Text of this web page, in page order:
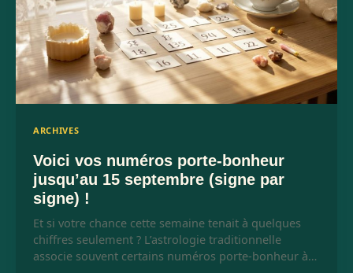
ARCHIVES
Voici vos numéros porte-bonheur
jusqu’au 15 septembre (signe par
signe) !
Et si votre chance cette semaine tenait à quelques
chiffres seulement ? L’astrologie traditionnelle
associe souvent certains numéros porte-bonheur à…